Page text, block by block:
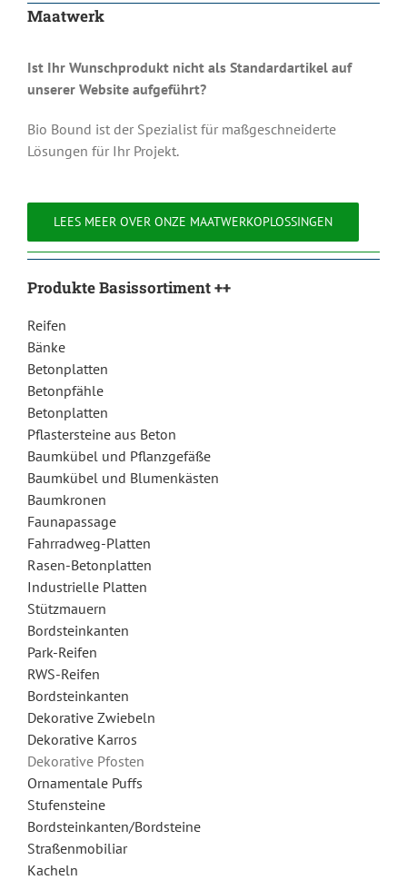
Maatwerk
Ist Ihr Wunschprodukt nicht als Standardartikel auf
unserer Website aufgeführt?
Bio Bound ist der Spezialist für maßgeschneiderte
Lösungen für Ihr Projekt.
LEES MEER OVER ONZE MAATWERKOPLOSSINGEN
Produkte Basissortiment ++
Reifen
Bänke
Betonplatten
Betonpfähle
Betonplatten
Pflastersteine aus Beton
Baumkübel und Pflanzgefäße
Baumkübel und Blumenkästen
Baumkronen
Faunapassage
Fahrradweg-Platten
Rasen-Betonplatten
Industrielle Platten
Stützmauern
Bordsteinkanten
Park-Reifen
RWS-Reifen
Bordsteinkanten
Dekorative Zwiebeln
Dekorative Karros
Dekorative Pfosten
Ornamentale Puffs
Stufensteine
Bordsteinkanten/Bordsteine
Straßenmobiliar
Kacheln